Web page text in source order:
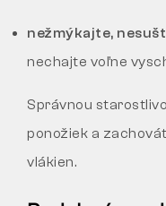
nežmýkajte,
nechajte voľne
Správnou
ponožiek a
vlákien.